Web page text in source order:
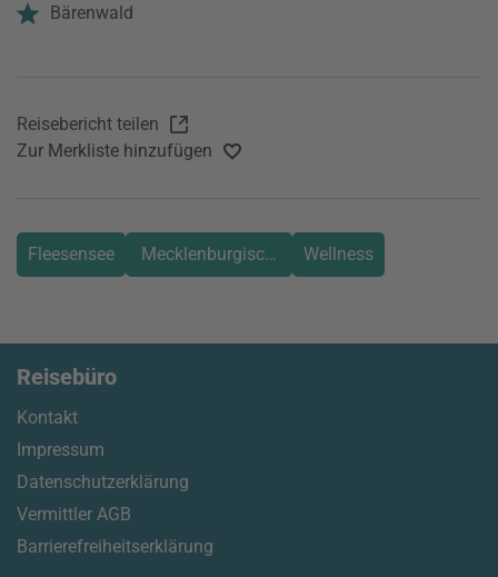
Bärenwald
Reisebericht teilen
Zur Merkliste hinzufügen
Fleesensee Mecklenburgische Seenplatte
Wellness
Reisebüro
Kontakt
Impressum
Datenschutzerklärung
Vermittler AGB
Barrierefreiheitserklärung